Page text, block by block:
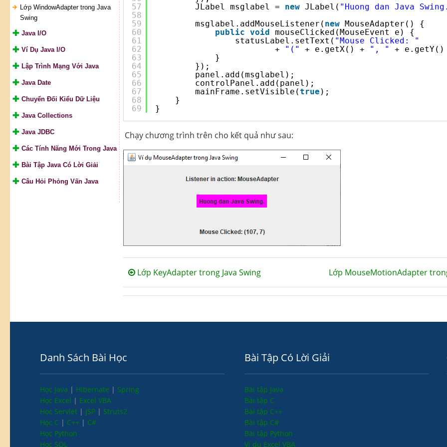
Lớp WindowAdapter trong Java
Swing
Java I/O
Ví Dụ Java I/O
Lập Trình Mạng Với Java
Java Date
Chuyển Đối Kiểu Dữ Liệu
Java Collections
Java JDBC
Các Tính Năng Mới Trong Java
Bài Tập Java Có Lời Giải
Câu Hỏi Phỏng Vấn Java
57
58
59
60
61
62
63
64
65
66
67
68
69
JLabel msglabel = new JLabel( "Huong dan Java
msglabel.addMouseListener( new MouseAdapter() {
public void mouseClicked(MouseEvent e) {
statusLabel.setText( "Mouse Clicked: "
+
"(" + e.getX() + ", " + e.getY()
}
});
panel.add(msglabel);
controlPanel.add(panel);
mainFrame.setVisible(true );
}
}
Chạy chương trình trên cho kết quả như sau:
Lớp KeyAdapter trong Java Swing Lớp MouseMotionAdapter
Danh Sách Bài Học
Học Java | Hibernate | Spring
Học Excel | Excel VBA
Học Servlet | JSP | Struts2
Học C | C++ | C#
Học Python
Học SQL
Bài Tập Có Lời Giải
Bài tập Java
Bài tập C
Bài tập C++
Bài tập C#
Bài tập Python
Ví dụ Excel VBA